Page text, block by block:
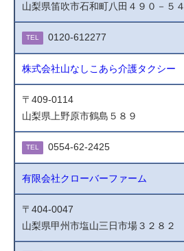
山梨県笛吹市石和町八田４９０－５４
TEL 0120-612277
株式会社山なしこあら介護タクシー
〒409-0114
山梨県上野原市鶴島５８９
TEL 0554-62-2425
有限会社クローバーファーム
〒404-0047
山梨県甲州市塩山三日市場３２８２